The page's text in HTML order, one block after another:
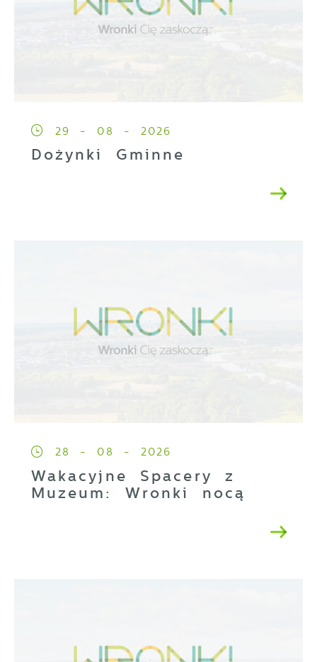
29 - 08 - 2026
Dożynki Gminne
28 - 08 - 2026
Wakacyjne Spacery z
Muzeum: Wronki nocą